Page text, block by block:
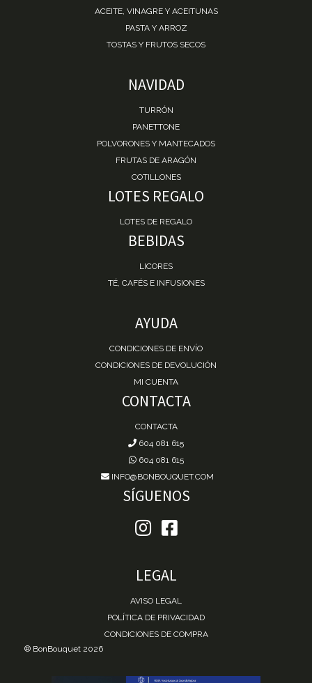
ACEITE, VINAGRE Y ACEITUNAS
PASTA Y ARROZ
TOSTAS Y FRUTOS SECOS
NAVIDAD
TURRÓN
PANETTONE
POLVORONES Y MANTECADOS
FRUTAS DE ARAGÓN
COTILLONES
LOTES REGALO
LOTES DE REGALO
BEBIDAS
LICORES
TÉ, CAFÉS E INFUSIONES
AYUDA
CONDICIONES DE ENVÍO
CONDICIONES DE DEVOLUCIÓN
MI CUENTA
CONTACTA
CONTACTA
604 081 615
604 081 615
INFO@BONBOUQUET.COM
SÍGUENOS
LEGAL
AVISO LEGAL
POLÍTICA DE PRIVACIDAD
CONDICIONES DE COMPRA
® BonBouquet 2026